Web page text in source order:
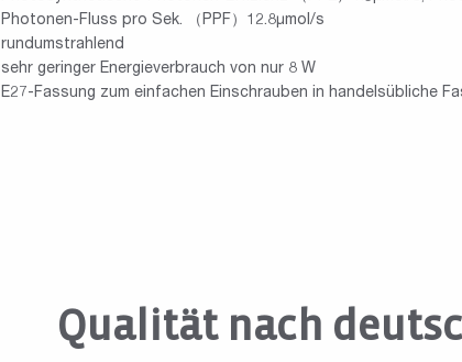
Photonen-Fluss pro Sek. （PPF）12.8μmol/s
rundumstrahlend
sehr geringer Energieverbrauch von nur 8 W
E27-Fassung zum einfachen Einschrauben in handelsübliche
Qualität nach